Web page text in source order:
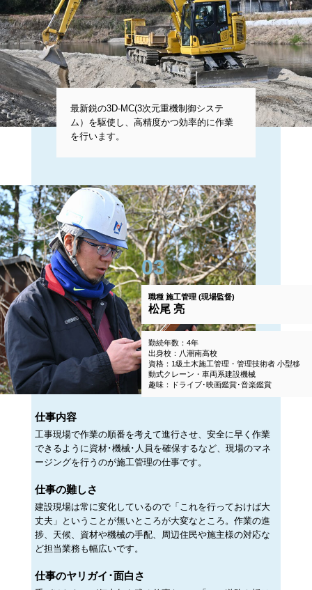
最新鋭の3D-MC(3次元重機制御システ
ム）を駆使し、高精度かつ効率的に作業
を行います。
03
職種 施工管理 (現場監督)
松尾 亮
勤続年数：4年
出身校：八潮南高校
資格：1級土木施工管理・管理技術者 小型移
動式クレーン・車両系建設機械
趣味：ドライブ･映画鑑賞･音楽鑑賞
仕事内容
工事現場で作業の順番を考えて進行させ、安全に早く作業
できるように資材･機械･人員を確保するなど、現場のマネ
ージングを行うのが施工管理の仕事です。
仕事の難しさ
建設現場は常に変化しているので「これを行っておけば大
丈夫」ということが無いところが大変なところ。作業の進
捗、天候、資材や機械の手配、周辺住民や施主様の対応な
ど担当業務も幅広いです。
仕事のヤリガイ･面白さ